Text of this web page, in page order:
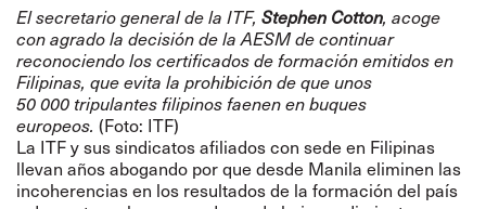
El secretario general de la ITF, Stephen Cotton, acoge
con agrado la decisión de la AESM de continuar
reconociendo los certificados de formación emitidos en
Filipinas, que evita la prohibición de que unos
50 000 tripulantes filipinos faenen en buques
europeos. (Foto: ITF)
La ITF y sus sindicatos afiliados con sede en Filipinas
llevan años abogando por que desde Manila eliminen las
incoherencias en los resultados de la formación del país